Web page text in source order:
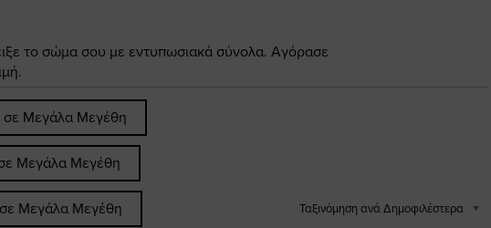
το σώμα σου με εντυπωσιακά σύνολα. Αγόρασε
σε Μεγάλα Μεγέθη
Μεγάλα Μεγέθη
σε Μεγάλα Μεγέθη Ταξινόμηση ανά Δημοφιλέστερα